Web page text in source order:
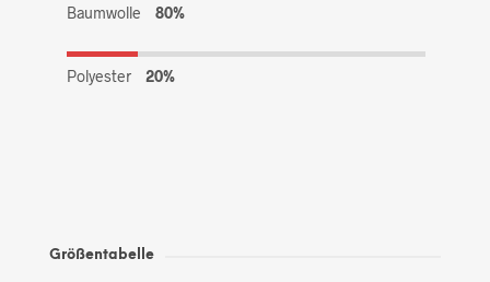
Baumwolle 80%
Polyester 20%
Größentabelle